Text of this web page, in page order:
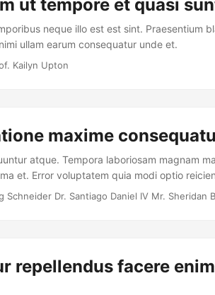
ut tempore et quasi
neque illo est est sint. Praesentium
ullam earum consequatur unde et.
Kailyn Upton
maxime
atque. Tempora laboriosam magnam
et. Error voluptatem quia modi optio
Schneider Dr. Santiago Daniel IV Mr. Sheridan
repellendus facere